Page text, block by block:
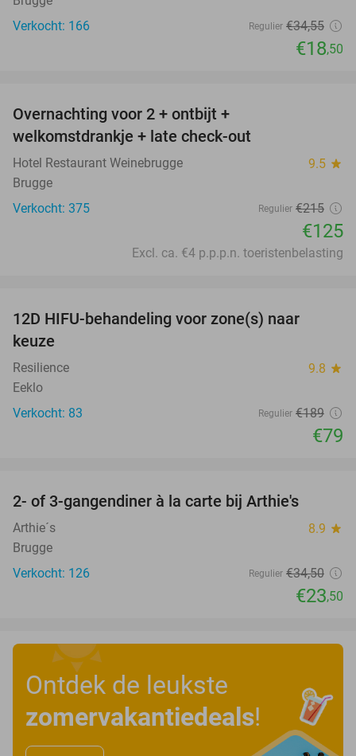
Verkocht: 166
Regulier €34,55
€18,50
Overnachting voor 2 + ontbijt +
welkomstdrankje + late check-out
Hotel Restaurant Weinebrugge 9.5 star
Brugge
Verkocht: 375
Regulier €215
€125
Excl. ca. €4 p.p.p.n. toeristenbelasting
12D HIFU-behandeling voor zone(s) naar
keuze
Resilience 9.8 star
Eeklo
Verkocht: 83
Regulier €189
€79
2- of 3-gangendiner à la carte bij Arthie's
Arthie´s 8.9 star
Brugge
Verkocht: 126
Regulier €34,50
€23,50
Ontdek de leukste
zomervakantiedeals!